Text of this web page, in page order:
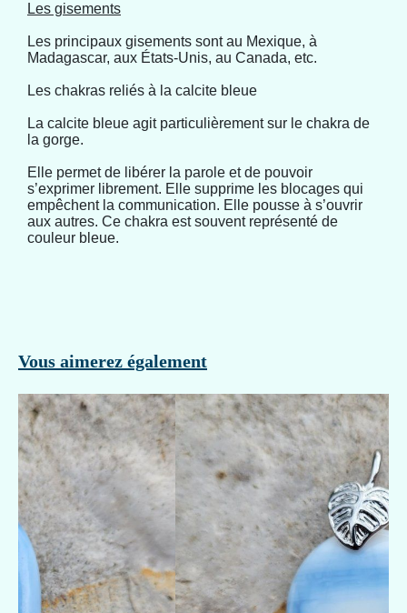
Les gisements
Les principaux gisements sont au Mexique, à
Madagascar, aux États-Unis, au Canada, etc.
Les chakras reliés à la calcite bleue
La calcite bleue agit particulièrement sur le chakra de
la gorge.
Elle permet de libérer la parole et de pouvoir
s’exprimer librement. Elle supprime les blocages qui
empêchent la communication. Elle pousse à s’ouvrir
aux autres. Ce chakra est souvent représenté de
couleur bleue.
Vous aimerez également